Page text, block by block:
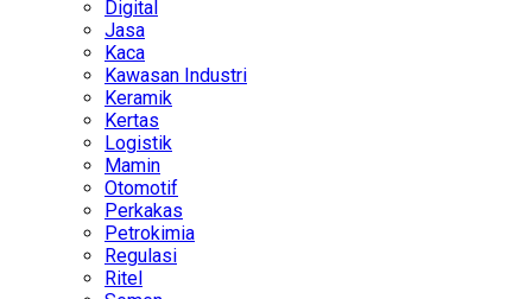
Digital
Jasa
Kaca
Kawasan Industri
Keramik
Kertas
Logistik
Mamin
Otomotif
Perkakas
Petrokimia
Regulasi
Ritel